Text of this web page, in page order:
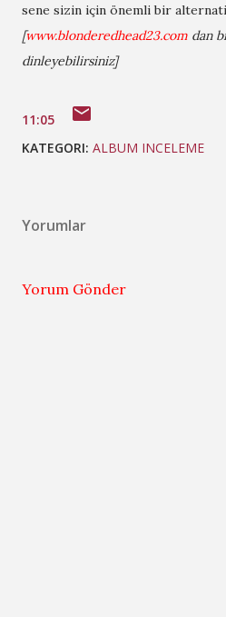
sene sizin için önemli bir
[www.blonderedhead23.com dan
dinleyebilirsiniz]
11:05
KATEGORI: ALBUM INCELEME
Yorumlar
Yorum Gönder